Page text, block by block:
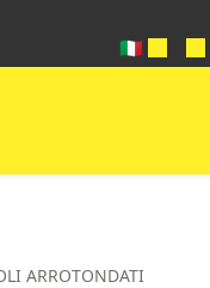
🇮🇹
ARROTONDATI